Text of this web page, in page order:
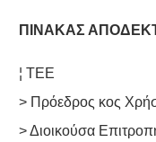
ΠΙΝΑΚΑΣ
¦ ΤΕΕ
> Πρόεδρος κος
> Διοικούσα